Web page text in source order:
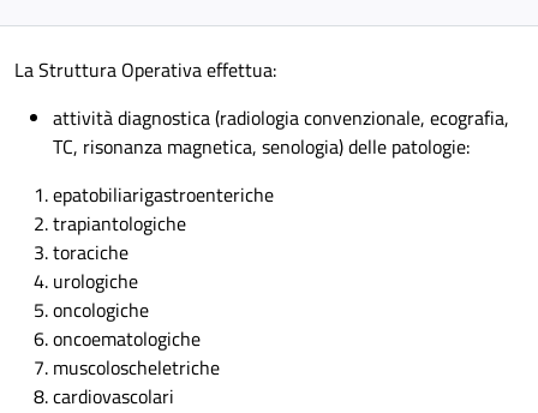
La Struttura Operativa effettua:
attività diagnostica (radiologia convenzionale, ecografia,
TC, risonanza magnetica, senologia) delle patologie:
epatobiliarigastroenteriche
trapiantologiche
toraciche
urologiche
oncologiche
oncoematologiche
muscoloscheletriche
cardiovascolari